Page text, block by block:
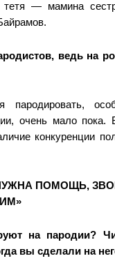
— мамина
ведь на
очень мало пока.
конкуренции
ПОМОЩЬ,
на пародии?
вы сделали на